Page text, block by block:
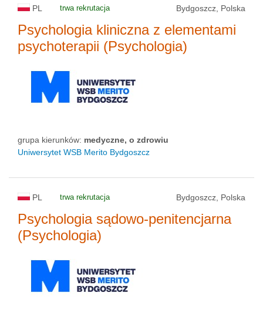
PL trwa rekrutacja Bydgoszcz, Polska
Psychologia kliniczna z elementami
psychoterapii (Psychologia)
grupa kierunków: medyczne, o zdrowiu
Uniwersytet WSB Merito Bydgoszcz
PL trwa rekrutacja Bydgoszcz, Polska
Psychologia sądowo-penitencjarna
(Psychologia)